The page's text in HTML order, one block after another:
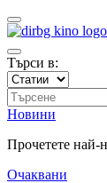
Търси в:
Новини
Прочетете най-
Очаквани